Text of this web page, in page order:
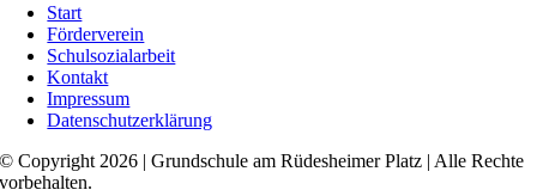
Start
Förderverein
Schulsozialarbeit
Kontakt
Impressum
Datenschutzerklärung
© Copyright 2026 | Grundschule am Rüdesheimer Platz | Alle Rechte
vorbehalten.